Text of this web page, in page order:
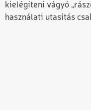
kielégíteni vágyó
használati utasítás